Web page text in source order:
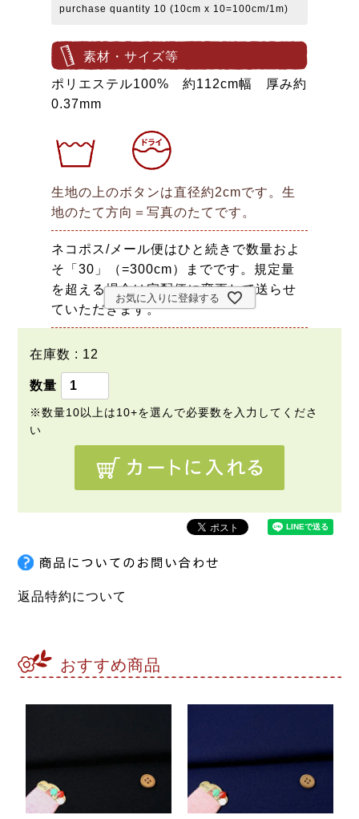
purchase quantity 10 (10cm x 10=100cm/1m)
素材・サイズ等
ポリエステル100% 約112cm幅 厚み約
0.37mm
生地の上のボタンは直径約2cmです。生
地のたて方向＝写真のたてです。
ネコポス/メール便はひと続きで数量およ
そ「30」（=300cm）までです。規定量
を超える場合は宅配便に変更して送らせ
ていただきます。
在庫数 12
お気に入りに登録する
返品特約について
おすすめ商品